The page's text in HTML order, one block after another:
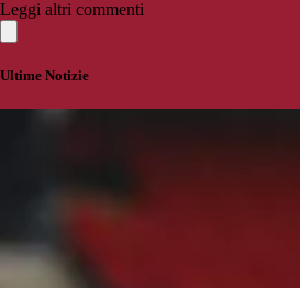
Leggi altri commenti
Ultime Notizie